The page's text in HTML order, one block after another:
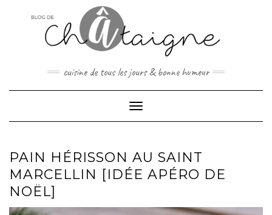
cuisine de tous les jours & bonne humeur
Toggle Navigation
PAIN HÉRISSON AU SAINT
MARCELLIN [IDÉE APÉRO DE
NOËL]